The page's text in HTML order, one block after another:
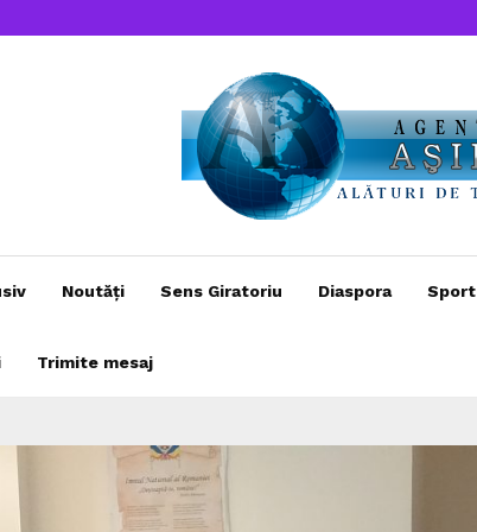
Noutăți Sens Giratoriu Diaspora Sport
Trimite mesaj